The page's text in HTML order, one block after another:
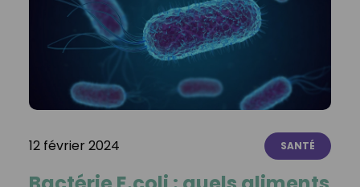
12 février 2024 SANTÉ